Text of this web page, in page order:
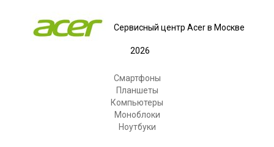
Сервисный центр Acer в Москве
2026
Смартфоны
Планшеты
Компьютеры
Моноблоки
Ноутбуки